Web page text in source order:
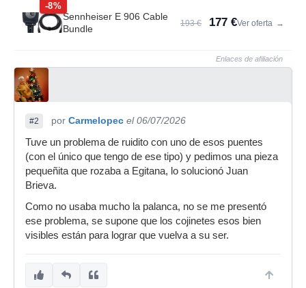
-8%
Sennheiser E 906 Cable
Bundle
193 € 177 €Ver oferta →
Enlaces de afiliación
#2 por Carmelopec el 06/07/2026
Tuve un problema de ruidito con uno de esos puentes
(con el único que tengo de ese tipo) y pedimos una pieza
pequeñita que rozaba a Egitana, lo solucionó Juan
Brieva.
Como no usaba mucho la palanca, no se me presentó
ese problema, se supone que los cojinetes esos bien
visibles están para lograr que vuelva a su ser.